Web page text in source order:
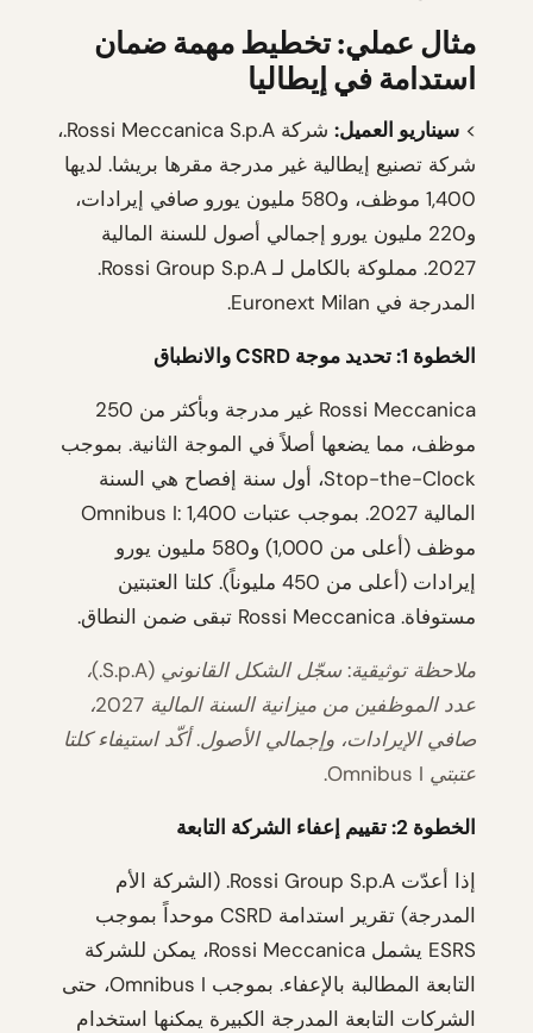
مثال عملي: تخطيط مهمة ضمان
استدامة في إيطاليا
> سيناريو العميل:
شركة Rossi Meccanica S.p.A.،
شركة تصنيع إيطالية غير مدرجة مقرها بريشا. لديها
1,400 موظف، و580 مليون يورو صافي إيرادات،
و220 مليون يورو إجمالي أصول للسنة المالية
2027. مملوكة بالكامل لـ Rossi Group S.p.A.
المدرجة في Euronext Milan.
الخطوة 1: تحديد موجة CSRD والانطباق
Rossi Meccanica غير مدرجة وبأكثر من 250
موظف، مما يضعها أصلاً في الموجة الثانية. بموجب
Stop-the-Clock، أول سنة إفصاح هي السنة
المالية 2027. بموجب عتبات Omnibus I: 1,400
موظف (أعلى من 1,000) و580 مليون يورو
إيرادات (أعلى من 450 مليوناً). كلتا العتبتين
مستوفاة. Rossi Meccanica تبقى ضمن النطاق.
ملاحظة توثيقية: سجّل الشكل القانوني (S.p.A.)،
عدد الموظفين من ميزانية السنة المالية 2027،
صافي الإيرادات، وإجمالي الأصول. أكّد استيفاء كلتا
عتبتي Omnibus I.
الخطوة 2: تقييم إعفاء الشركة التابعة
إذا أعدّت Rossi Group S.p.A. (الشركة الأم
المدرجة) تقرير استدامة CSRD موحداً بموجب
ESRS يشمل Rossi Meccanica، يمكن للشركة
التابعة المطالبة بالإعفاء. بموجب Omnibus I، حتى
الشركات التابعة المدرجة الكبيرة يمكنها استخدام